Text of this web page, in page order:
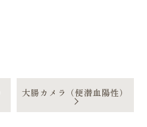
大腸カメラ（便潜血陽性）